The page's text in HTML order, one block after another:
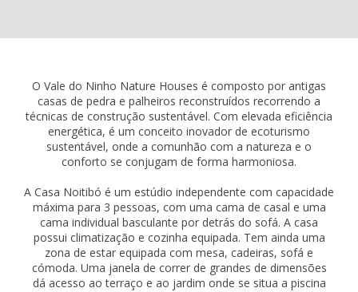
O Vale do Ninho Nature Houses é composto por antigas
casas de pedra e palheiros reconstruídos recorrendo a
técnicas de construção sustentável. Com elevada eficiência
energética, é um conceito inovador de ecoturismo
sustentável, onde a comunhão com a natureza e o
conforto se conjugam de forma harmoniosa.
A Casa Noitibó é um estúdio independente com capacidade
máxima para 3 pessoas, com uma cama de casal e uma
cama individual basculante por detrás do sofá. A casa
possui climatização e cozinha equipada. Tem ainda uma
zona de estar equipada com mesa, cadeiras, sofá e
cómoda. Uma janela de correr de grandes de dimensões
dá acesso ao terraço e ao jardim onde se situa a piscina